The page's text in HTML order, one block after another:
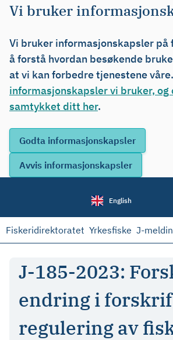
Vi bruker
Vi bruker informasjonskapsler
å forstå hvordan besøkende
at vi kan forbedre tjenestene våre.
informasjonskapsler vi bruker,
samtykket ditt her.
English
Fiskeridirektoratet Yrkesfiske J-
J-185-2023:
endring i
regulering av